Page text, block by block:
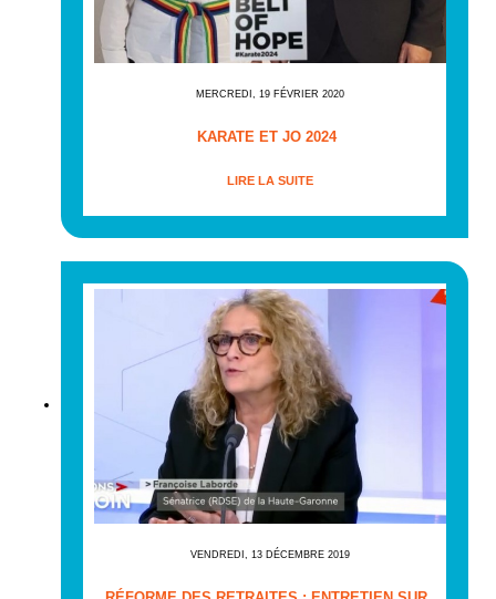
MERCREDI, 19 FÉVRIER 2020
KARATE ET JO 2024
LIRE LA SUITE
VENDREDI, 13 DÉCEMBRE 2019